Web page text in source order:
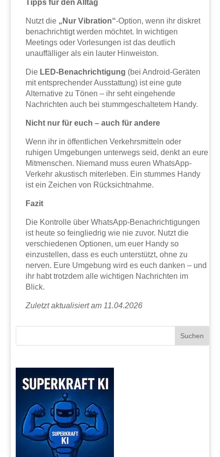
Tipps für den Alltag
Nutzt die „Nur Vibration“-Option, wenn ihr diskret
benachrichtigt werden möchtet. In wichtigen
Meetings oder Vorlesungen ist das deutlich
unauffälliger als ein lauter Hinweiston.
Die LED-Benachrichtigung (bei Android-Geräten
mit entsprechender Ausstattung) ist eine gute
Alternative zu Tönen – ihr seht eingehende
Nachrichten auch bei stummgeschaltetem Handy.
Nicht nur für euch – auch für andere
Wenn ihr in öffentlichen Verkehrsmitteln oder
ruhigen Umgebungen unterwegs seid, denkt an eure
Mitmenschen. Niemand muss euren WhatsApp-
Verkehr akustisch miterleben. Ein stummes Handy
ist ein Zeichen von Rücksichtnahme.
Fazit
Die Kontrolle über WhatsApp-Benachrichtigungen
ist heute so feingliedrig wie nie zuvor. Nutzt die
verschiedenen Optionen, um euer Handy so
einzustellen, dass es euch unterstützt, ohne zu
nerven. Eure Umgebung wird es euch danken – und
ihr habt trotzdem alle wichtigen Nachrichten im
Blick.
Zuletzt aktualisiert am 11.04.2026